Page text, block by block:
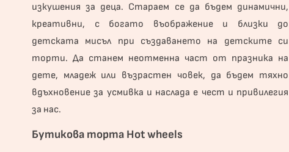
изкушения за деца. Стараем се да бъдем динамични,
креативни, с богато въображение и близки до
детската мисъл при създаването на детските си
торти. Да станем неотменна част от празника на
дете, младеж или възрастен човек, да бъдем тяхно
вдъхновение за усмивка и наслада е чест и привилегия
за нас.
Бутикова торта Hot wheels